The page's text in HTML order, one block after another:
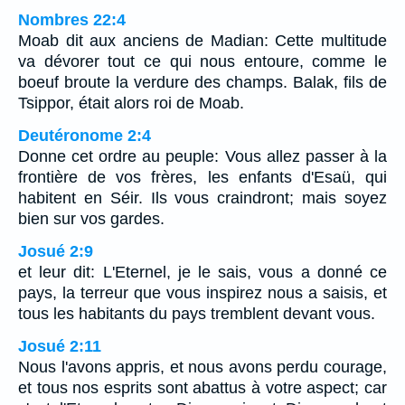
Nombres 22:4
Moab dit aux anciens de Madian: Cette multitude
va dévorer tout ce qui nous entoure, comme le
boeuf broute la verdure des champs. Balak, fils de
Tsippor, était alors roi de Moab.
Deutéronome 2:4
Donne cet ordre au peuple: Vous allez passer à la
frontière de vos frères, les enfants d'Esaü, qui
habitent en Séir. Ils vous craindront; mais soyez
bien sur vos gardes.
Josué 2:9
et leur dit: L'Eternel, je le sais, vous a donné ce
pays, la terreur que vous inspirez nous a saisis, et
tous les habitants du pays tremblent devant vous.
Josué 2:11
Nous l'avons appris, et nous avons perdu courage,
et tous nos esprits sont abattus à votre aspect; car